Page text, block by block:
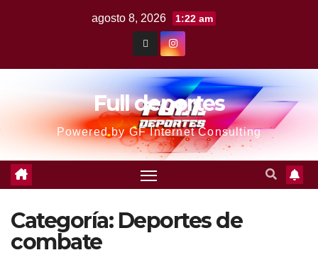
agosto 8, 2026 1:22 am
Full deportes
Powered by GF Internet Consulting
Categoría: Deportes de
combate